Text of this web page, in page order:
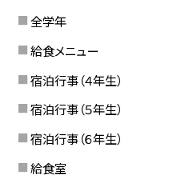
全学年
給食メニュー
宿泊行事（４年生）
宿泊行事（５年生）
宿泊行事（６年生）
給食室